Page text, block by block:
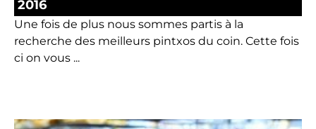
2016
Une fois de plus nous sommes partis à la
recherche des meilleurs pintxos du coin. Cette fois
ci on vous ...